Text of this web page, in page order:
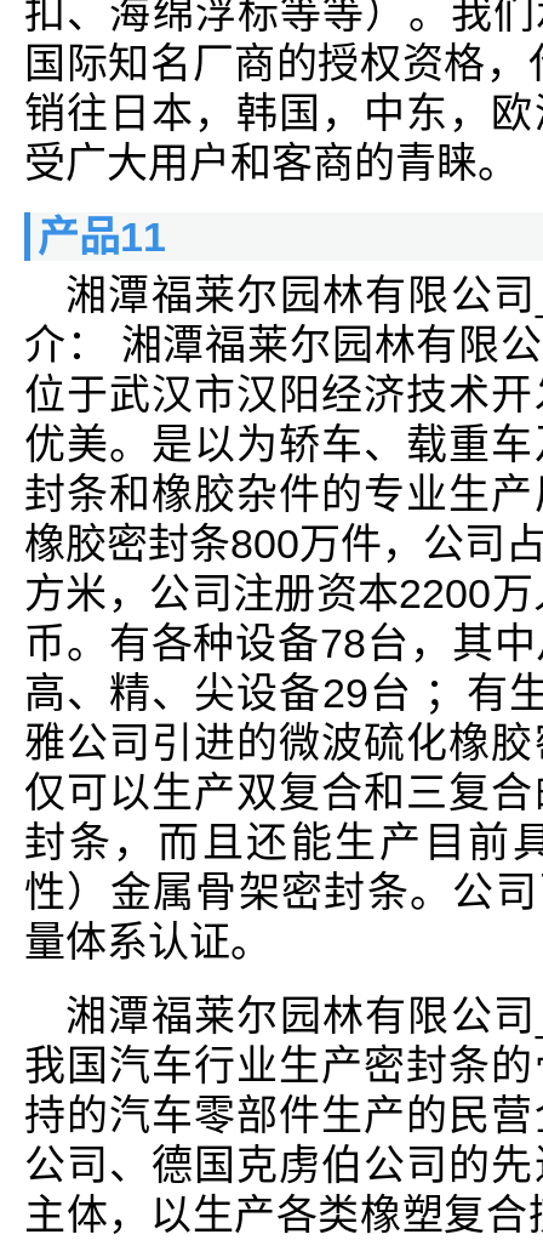
扣、海绵浮标等等）。我
国际知名厂商的授权资格
销往日本，韩国，中东，
受广大用户和客商的青睐。
产品11
湘潭福莱尔园林有限公
介： 湘潭福莱尔园林有限
位于武汉市汉阳经济技术
优美。是以为轿车、载重
封条和橡胶杂件的专业生
橡胶密封条800万件，公司
方米，公司注册资本2200
币。有各种设备78台，其
高、精、尖设备29台 ；有
雅公司引进的微波硫化橡
仅可以生产双复合和三复
封条，而且还能生产目前
性）金属骨架密封条。公
量体系认证。
湘潭福莱尔园林有限公
我国汽车行业生产密封条
持的汽车零部件生产的民
公司、德国克虏伯公司的
主体，以生产各类橡塑复